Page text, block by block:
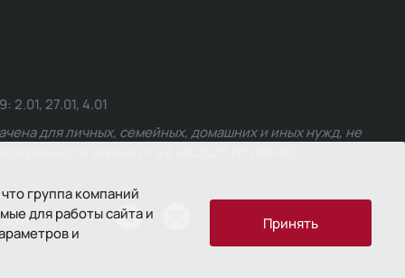
группа компаний
для работы сайта и
и
Принять
27.01, 4.01
для личных, семейных, домашних и иных нужд, не